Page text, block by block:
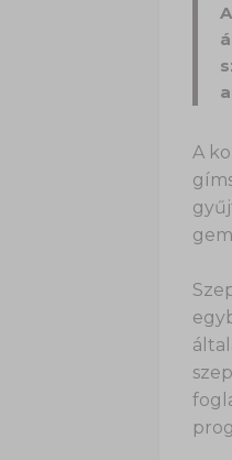
A